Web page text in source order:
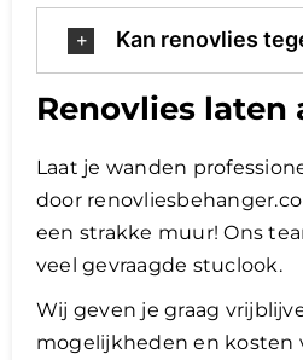
Kan renovlies
Renovlies laten
Laat je wanden
door
een strakke muur! Ons
veel gevraagde stuclook.
Wij geven je graag
mogelijkheden en kosten